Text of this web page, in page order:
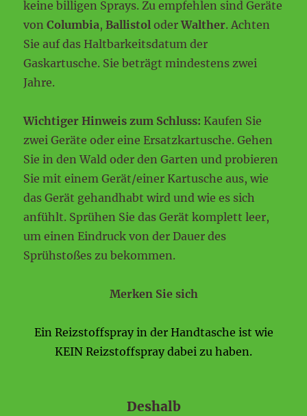
keine billigen Sprays. Zu empfehlen sind Geräte
vonColumbia,Ballistol oderWalther. Achten
Sie auf das Haltbarkeitsdatum der
Gaskartusche. Sie beträgt mindestens zwei
Jahre.
Wichtiger Hinweis zum Schluss: Kaufen Sie
zwei Geräte oder eine Ersatzkartusche. Gehen
Sie in den Wald oder den Garten und probieren
Sie mit einem Gerät/einer Kartusche aus, wie
das Gerät gehandhabt wird und wie es sich
anfühlt. Sprühen Sie das Gerät komplett leer,
um einen Eindruck von der Dauer des
Sprühstoßes zu bekommen.
Merken Sie sich
Ein Reizstoffspray in der Handtasche ist wie
KEIN Reizstoffspray dabei zu haben.
Deshalb